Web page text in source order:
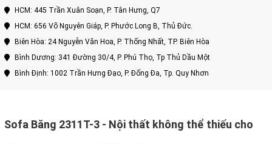
HCM: 445 Trần Xuân Soạn, P. Tân Hưng, Q7
HCM: 656 Võ Nguyên Giáp, P. Phước Long B, Thủ Đức.
Biên Hòa: 24 Nguyễn Văn Hoa, P. Thống Nhất, TP. Biên Hòa
Bình Dương: 341 Đường 30/4, P. Phú Thọ, Tp Thủ Dầu Một
Bình Định: 1002 Trần Hưng Đạo, P. Đống Đa, Tp. Quy Nhơn
Sofa Băng 2311T-3 - Nội thất không thể thiếu cho